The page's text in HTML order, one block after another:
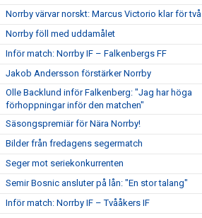
Norrby värvar norskt: Marcus Victorio klar för två
Norrby föll med uddamålet
Inför match: Norrby IF – Falkenbergs FF
Jakob Andersson förstärker Norrby
Olle Backlund inför Falkenberg: "Jag har höga
förhoppningar inför den matchen"
Säsongspremiär för Nära Norrby!
Bilder från fredagens segermatch
Seger mot seriekonkurrenten
Semir Bosnic ansluter på lån: "En stor talang"
Inför match: Norrby IF – Tvååkers IF